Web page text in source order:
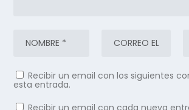
Recibir un email con los siguientes
esta entrada.
Recibir un email con cada nueva